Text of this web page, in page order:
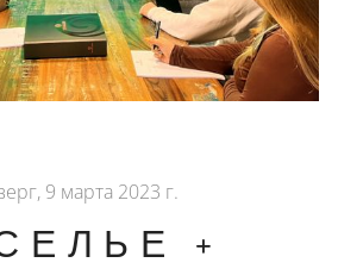
9 марта 2023 г.
+